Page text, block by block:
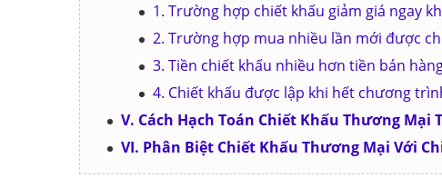
1. Trường hợp chiết khấu giảm giá ngay
2. Trường hợp mua nhiều lần mới được
3. Tiền chiết khấu nhiều hơn tiền bán
4. Chiết khấu được lập khi hết chương
V. Cách Hạch Toán Chiết Khấu Thương Mại
VI. Phân Biệt Chiết Khấu Thương Mại Với